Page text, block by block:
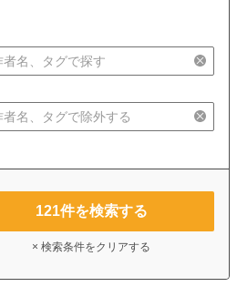
121件を検索する
× 検索条件をクリアする